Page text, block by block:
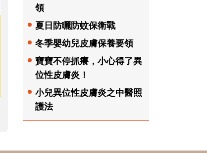
領
夏日防曬防蚊保衛戰
冬季嬰幼兒皮膚保養要領
寶寶不停抓癢，小心得了異
位性皮膚炎！
小兒異位性皮膚炎之中醫照
護法